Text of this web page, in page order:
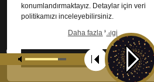
konumlandırmaktayız. Detaylar için veri
politikamızı inceleyebilirsiniz.
Daha fazla bilgi
Tamam
© 2023Gaziantep Radyo Zeugma. Tüm
tarafından uyarlanmıştır.